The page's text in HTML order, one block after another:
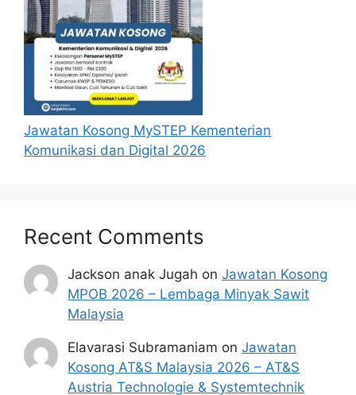
Jawatan Kosong MySTEP Kementerian
Komunikasi dan Digital 2026
Recent Comments
Jackson anak Jugah onJawatan Kosong
MPOB 2026 – Lembaga Minyak Sawit
Malaysia
Elavarasi Subramaniam onJawatan
Kosong AT&S Malaysia 2026 – AT&S
Austria Technologie & Systemtechnik